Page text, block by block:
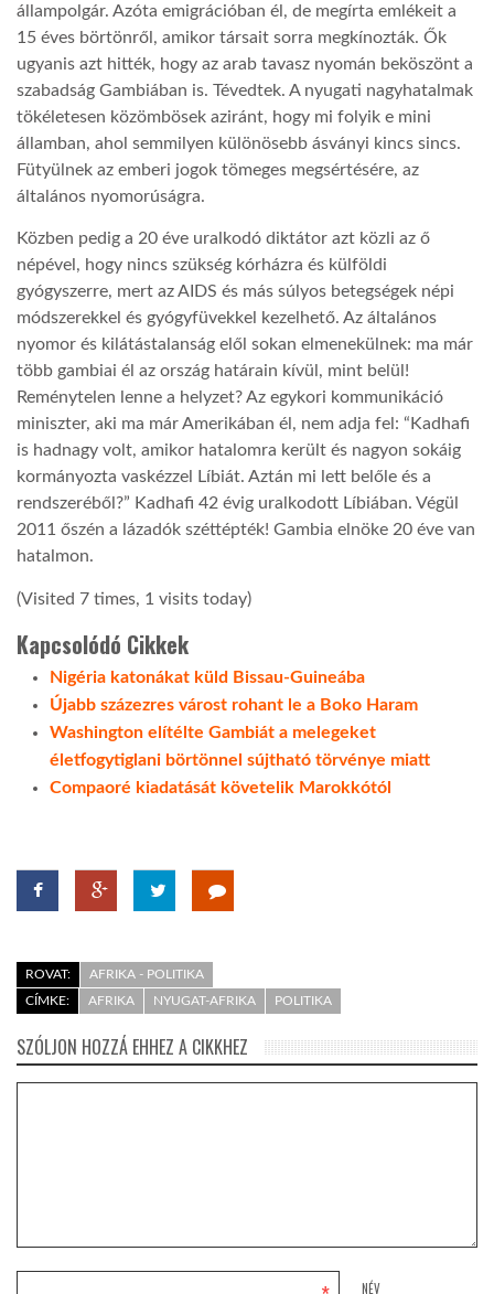
A NAP SZÉPE
LINKTR.EE
DOBRAVERO.HU
LATIMO.HU
GLOBOBOOK
állampolgár. Azóta emigrációban él, de megírta emlékeit a
15 éves börtönről, amikor társait sorra megkínozták. Ők
ugyanis azt hitték, hogy az arab tavasz nyomán beköszönt a
szabadság Gambiában is. Tévedtek. A nyugati nagyhatalmak
tökéletesen közömbösek aziránt, hogy mi folyik e mini
államban, ahol semmilyen különösebb ásványi kincs sincs.
Fütyülnek az emberi jogok tömeges megsértésére, az
általános nyomorúságra.
Közben pedig a 20 éve uralkodó diktátor azt közli az ő
népével, hogy nincs szükség kórházra és külföldi
gyógyszerre, mert az AIDS és más súlyos betegségek népi
módszerekkel és gyógyfüvekkel kezelhető. Az általános
nyomor és kilátástalanság elől sokan elmenekülnek: ma már
több gambiai él az ország határain kívül, mint belül!
Reménytelen lenne a helyzet? Az egykori kommunikáció
miniszter, aki ma már Amerikában él, nem adja fel: “Kadhafi
is hadnagy volt, amikor hatalomra került és nagyon sokáig
kormányozta vaskézzel Líbiát. Aztán mi lett belőle és a
rendszeréből?” Kadhafi 42 évig uralkodott Líbiában. Végül
2011 őszén a lázadók széttépték! Gambia elnöke 20 éve van
hatalmon.
(Visited 7 times, 1 visits today)
Kapcsolódó Cikkek
Nigéria katonákat küld Bissau-Guineába
Újabb százezres várost rohant le a Boko Haram
Washington elítélte Gambiát a melegeket
életfogytiglani börtönnel sújtható törvénye miatt
Compaoré kiadatását követelik Marokkótól
ROVAT:
AFRIKA - POLITIKA
CÍMKE:
AFRIKA NYUGAT-AFRIKA POLITIKA
SZÓLJON HOZZÁ EHHEZ A CIKKHEZ
NÉV